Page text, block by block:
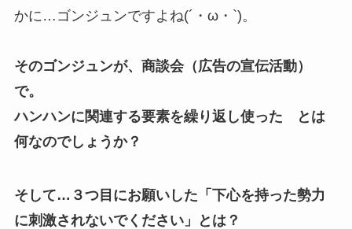
かに…ゴンジュンですよね(´・ω・`)。
そのゴンジュンが、商談会（広告の宣伝活動）
で。
ハンハンに関連する要素を繰り返し使った とは
何なのでしょうか？
そして…３つ目にお願いした「下心を持った勢力
に刺激されないでください」とは？